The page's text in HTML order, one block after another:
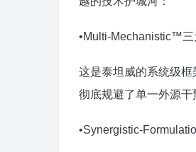
•Multi-Mechanistic™三
这是泰坦威的系统级
彻底规避了单一外源干
•Synergistic-